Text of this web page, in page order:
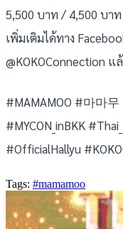
5,500 บาท / 4,500 บา
เพิ่มเติมได้ทาง
@KOKOConnection แ
#MAMAMOO #마마
#MYCON_inBKK
#OfficialHallyu
Tags: #mamamoo